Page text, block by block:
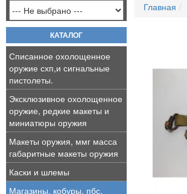
КАТАЛОГ
Списанное охолощенное
оружие схп,и сигнальные
пистолеты.
Эксклюзивное охолощенное
оружие, редкие макеты и
миниатюры оружия
Макеты оружия, ммг масса
габаритные макеты оружия
Каски и шлемы
Магазины, кобуры, пбс,
Главная